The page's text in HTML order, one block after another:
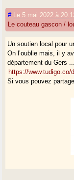
# Le 5 mai 2022 à
Le couteau gascon /
Un soutien local pour
On l’oublie mais, il y
département du Gers ...
https://www.tudigo.co/
Si vous pouvez